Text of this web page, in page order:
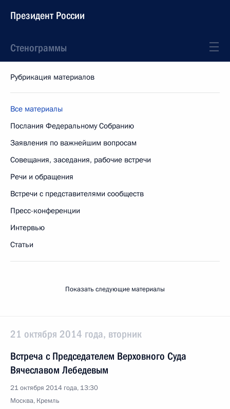
Президент России
Стенограммы
Рубрикация материалов
Все материалы
Послания Федеральному Собранию
Заявления по важнейшим вопросам
Совещания, заседания, рабочие встречи
Речи и обращения
Встречи с представителями сообществ
Пресс-конференции
Интервью
Статьи
Показать следующие материалы
21 октября 2014 года, вторник
Встреча с Председателем Верховного Суда
Вячеславом Лебедевым
21 октября 2014 года, 13:30
Москва, Кремль